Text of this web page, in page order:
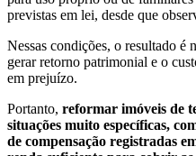
previstas em lei, desde que
Nessas condições, o resultado é
gerar retorno patrimonial e o
em prejuízo.
Portanto, reformar imóveis de
situações muito específicas,
de compensação registradas